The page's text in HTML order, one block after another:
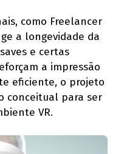
como Freelancer
a longevidade da
e certas
a impressão
eficiente, o projeto
conceitual para ser
VR.